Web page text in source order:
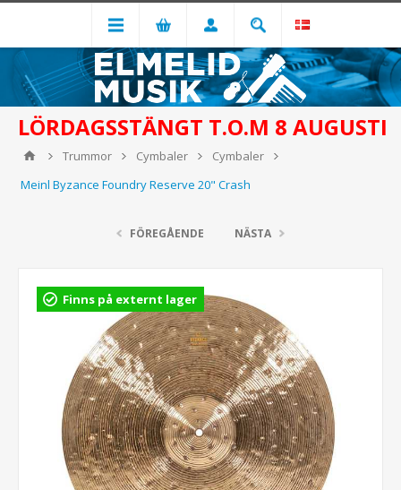
LÖRDAGSSTÄNGT T.O.M 8 AUGUSTI
Trummor Cymbaler
Cymbaler
Meinl Byzance Foundry Reserve 20" Crash
FÖREGÅENDE NÄSTA
Finns på externt lager